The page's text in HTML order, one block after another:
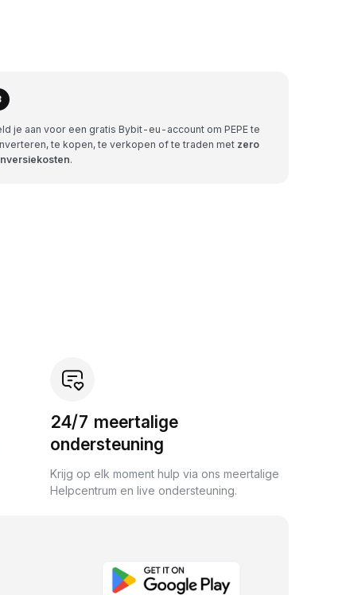
je aan voor een gratis Bybit-eu-account om PEPE te
te kopen, te verkopen of te traden met zero
.
24/7 meertalige
ondersteuning
Krijg op elk moment hulp via ons meertalige
Helpcentrum en live ondersteuning.